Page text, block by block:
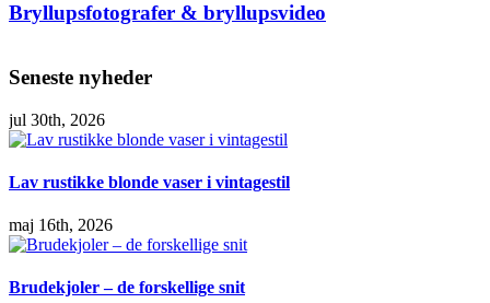
Bryllupsfotografer & bryllupsvideo
Seneste nyheder
jul 30th, 2026
Lav rustikke blonde vaser i vintagestil
maj 16th, 2026
Brudekjoler – de forskellige snit